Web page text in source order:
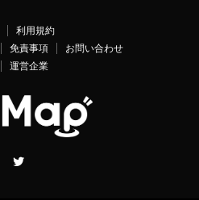
利用規約
免責事項
お問い合わせ
運営企業